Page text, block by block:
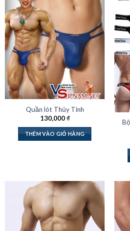
Quần lót Thủy Tinh
130,000₫
THÊM VÀO GIỎ HÀNG